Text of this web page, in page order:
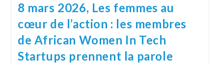
8 mars 2026, Les femmes au
cœur de l’action : les membres
de African Women In Tech
Startups prennent la parole